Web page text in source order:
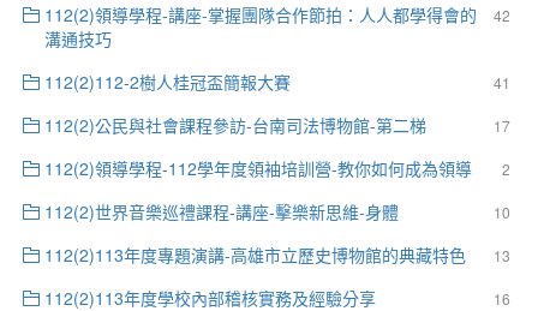
42
112(2)領導學程-講座-掌握團隊合作節拍：人人都學得會的
溝通技巧
41
112(2)112-2樹人桂冠盃簡報大賽
17
112(2)公民與社會課程參訪-台南司法博物館-第二梯
2
112(2)領導學程-112學年度領袖培訓營-教你如何成為領導
10
112(2)世界音樂巡禮課程-講座-擊樂新思維-身體
13
112(2)113年度專題演講-高雄市立歷史博物館的典藏特色
16
112(2)113年度學校內部稽核實務及經驗分享